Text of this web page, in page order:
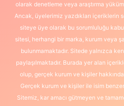
olarak denetleme veya araştırma
Ancak, üyelerimiz yazdıkları içeriklerin
siteye üye olarak bu sorumluluğu
sitesi, herhangi bir marka, kurum veya
bulunmamaktadır. Sitede yalnızca
paylaşılmaktadır. Burada yer alan
olup, gerçek kurum ve kişiler hakkında
Gerçek kurum ve kişiler ile isim
Sitemiz, kar amacı gütmeyen ve